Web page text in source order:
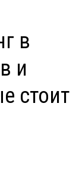
в
и
стоит